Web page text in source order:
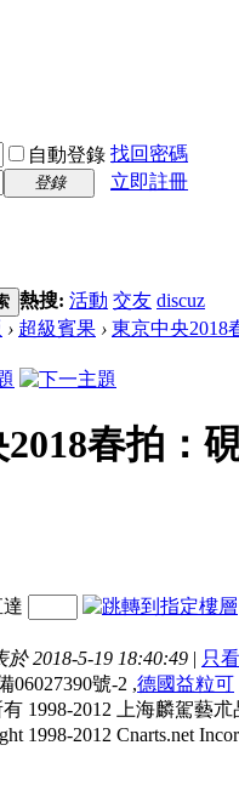
自動登錄 找回密碼
登錄
立即註冊
熱搜: 活動 交友 discuz
› 超級賓果 › 東京中央2018
春拍：
於 2018-5-19 18:40:49 | 只
06027390號-2 ,德國益粒可
1998-2012 上海麟駕藝
1998-2012 Cnarts.net